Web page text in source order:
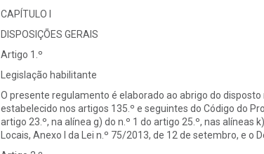
CAPÍTULO I
DISPOSIÇÕES GERAIS
Artigo 1.º
Legislação habilitante
O presente regulamento é elaborado ao abrigo do
estabelecido nos artigos 135.º e seguintes do Código do
artigo 23.º, na alínea g) do n.º 1 do artigo 25.º, nas alíneas
Locais, Anexo I da Lei n.º 75/2013, de 12 de setembro, e o